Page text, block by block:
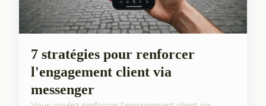
7 stratégies pour renforcer
l'engagement client via
messenger